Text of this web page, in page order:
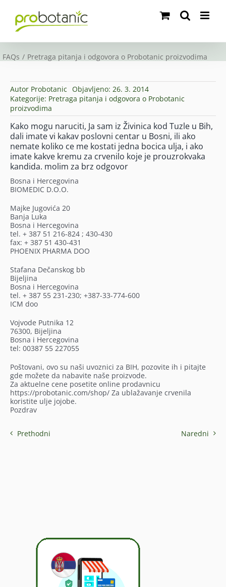
content
FAQs Pretraga pitanja i odgovora o Probotanic proizvodima
Autor Probotanic Objavljeno: 26. 3. 2014
Kategorije: Pretraga pitanja i odgovora o Probotanic
proizvodima
Kako mogu naruciti, Ja sam iz Živinica kod Tuzle u Bih,
dali imate vi kakav poslovni centar u Bosni, ili ako
nemate koliko ce me kostati jedna bocica ulja, i ako
imate kakve kremu za crvenilo koje je prouzrokvaka
kandida. molim za brz odgovor
Bosna i Hercegovina
BIOMEDIC D.O.O.
Majke Jugovića 20
Banja Luka
Bosna i Hercegovina
tel. + 387 51 216-824 ; 430-430
fax: + 387 51 430-431
PHOENIX PHARMA DOO
Stafana Dečanskog bb
Bijeljina
Bosna i Hercegovina
tel. + 387 55 231-230; +387-33-774-600
ICM doo
Vojvode Putnika 12
76300, Bijeljina
Bosna i Hercegovina
tel: 00387 55 227055
Poštovani, ovo su naši uvoznici za BIH, pozovite ih i pitajte
gde možete da nabavite naše proizvode.
Za aktuelne cene posetite online prodavnicu
https://probotanic.com/shop/ Za ublažavanje crvenila
koristite ulje jojobe.
Pozdrav
Prethodni Naredni